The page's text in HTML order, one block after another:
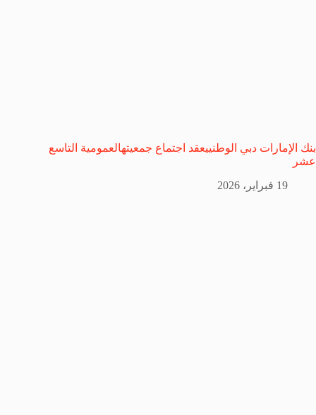
بنك الإمارات دبي الوطنييعقد اجتماع جمعيتهالعمومية التاسع
عشر
19 فبراير، 2026